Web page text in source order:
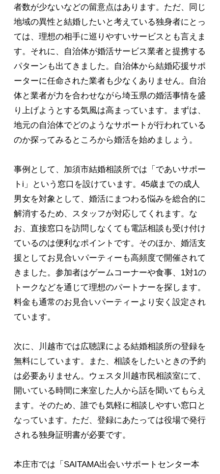
者数が少ないなどの留意点はあります。ただ、同じ
地域の異性と結婚したいと考えている独身者にとっ
ては、理想の相手に巡りやすいサービスとも言えま
す。それに、自治体が婚活サービス業者と提携する
パターンも出てきました。自治体から結婚応援サポ
ーターに任命された業者も少なくありません。自治
体と業者が力を合わせながら埼玉県の婚活事情を盛
り上げようとする気風は高まっています。まずは、
地元の自治体でどのようなサポートが行われている
のか探ってみるところから婚活を始めましょう。
事例として、加須市結婚相談所では「であいサポー
トi」という窓口を設けています。45歳までの成人
男女を対象として、婚活にまつわる悩みを総合的に
解消するため、スタッフが対応してくれます。な
お、直接窓口を訪問しなくても電話相談も受け付け
ているのは便利なポイントです。そのほか、婚活支
援としてお見合いパーティーも高頻度で開催されて
きました。参加者はゲームコーナーや食事、1対1の
トークなどを通じて理想のパートナーを探します。
料金も通常のお見合いパーティーより安く設定され
ています。
次に、川越市では広聴課による結婚相談所の登録を
無料にしています。また、相談をしたいときの予約
は必要ありません。ウェスタ川越市民相談室にて、
開いている時間に来室した人から話を聞いてもらえ
ます。そのため、誰でも気軽に相談しやすい窓口と
なっています。ただ、登録にあたっては役場で発行
される独身証明書が必要です。
本庄市では「SAITAMA出会いサポートセンター本